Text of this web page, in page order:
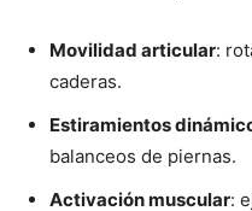
Movilidad articular:
caderas.
Estiramientos
balanceos de piernas.
Activación muscular: